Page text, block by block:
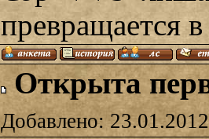
превращается
Открыта
Добавлено: